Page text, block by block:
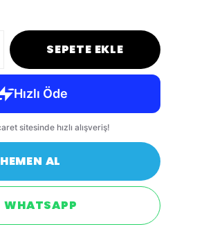
SEPETE EKLE
HEMEN AL
WHATSAPP